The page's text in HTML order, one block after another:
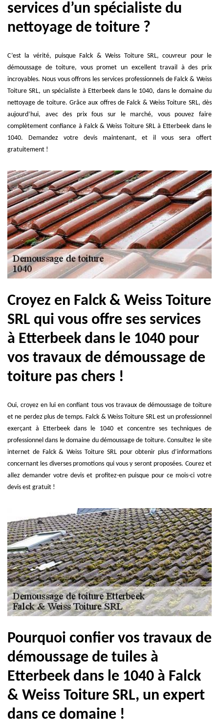
services d’un spécialiste du
nettoyage de toiture ?
C’est la vérité, puisque Falck & Weiss Toiture SRL, couvreur pour le
démoussage de toiture, vous promet un excellent travail à des prix
incroyables. Nous vous offrons les services professionnels de Falck & Weiss
Toiture SRL, un spécialiste à Etterbeek dans le 1040, dans le domaine du
nettoyage de toiture. Grâce aux offres de Falck & Weiss Toiture SRL, dès
aujourd’hui, avec des prix fous sur le marché, vous pouvez faire
complètement confiance à Falck & Weiss Toiture SRL à Etterbeek dans le
1040. Demandez votre devis maintenant, et il vous sera offert
gratuitement !
Croyez en Falck & Weiss Toiture
SRL qui vous offre ses services
à Etterbeek dans le 1040 pour
vos travaux de démoussage de
toiture pas chers !
Oui, croyez en lui en confiant tous vos travaux de démoussage de toiture
et ne perdez plus de temps. Falck & Weiss Toiture SRL est un professionnel
exerçant à Etterbeek dans le 1040 et concentre ses techniques de
professionnel dans le domaine du démoussage de toiture. Consultez le site
internet de Falck & Weiss Toiture SRL pour obtenir plus d’informations
concernant les diverses promotions qui vous y seront proposées. Courez et
allez demander votre devis et profitez-en puisque pour ce mois-ci votre
devis est gratuit !
Pourquoi confier vos travaux de
démoussage de tuiles à
Etterbeek dans le 1040 à Falck
& Weiss Toiture SRL, un expert
dans ce domaine !